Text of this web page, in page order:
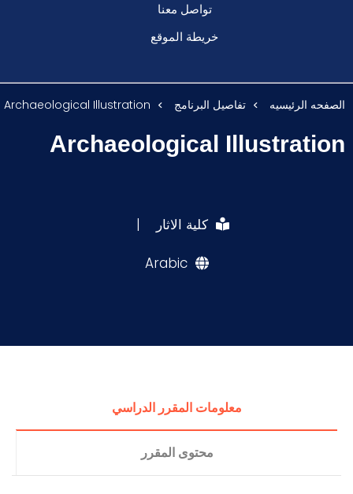
تواصل معنا
خريطة الموقع
الصفحه الرئيسيه تفاصيل البرنامج Archaeological Illustration
Archaeological Illustration
كلية الاثار |
Arabic
معلومات المقرر الدراسي
محتوى المقرر